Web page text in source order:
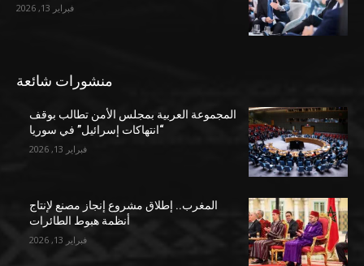
فبراير 13, 2026
منشورات شائعة
المجموعة العربية بمجلس الأمن تطالب بوقف
“انتهاكات إسرائيل” في سوريا
فبراير 13, 2026
المغرب.. إطلاق مشروع إنجاز مصنع لإنتاج
أنظمة هبوط الطائرات
فبراير 13, 2026